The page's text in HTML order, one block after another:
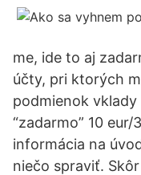
me, ide to aj
účty, pri ktorých
podmienok
“zadarmo” 10
informácia na
niečo spraviť.